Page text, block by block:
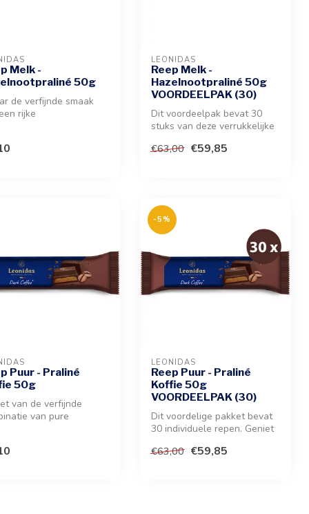
Melk -
50g
de verfijnde smaak
rijke
LEONIDAS
Reep Melk -
Hazelnootpraliné 50g
VOORDEELPAK (30)
Dit voordeelpak bevat 30
stuks van deze verrukkelijke
€63,00 €59,85
Puur - Praliné
50g
van de verfijnde
van pure
-5%
LEONIDAS
Reep Puur - Praliné
Koffie 50g
VOORDEELPAK (30)
Dit voordelige pakket bevat
30 individuele repen. Geniet
€63,00 €59,85